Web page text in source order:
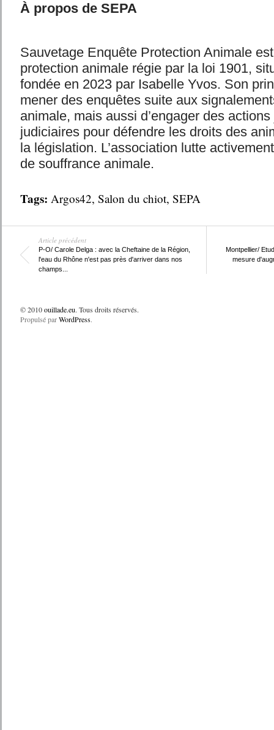
À propos de SEPA
Sauvetage Enquête Protection Animale
protection animale régie par la loi 1901,
fondée en 2023 par Isabelle Yvos. Son
mener des enquêtes suite aux
animale, mais aussi d’engager des
judiciaires pour défendre les droits des
la législation. L’association lutte
de souffrance animale.
Tags: Argos42, Salon du chiot, SEPA
Article précédent
P-O/ Carole Delga : avec la Cheftaine de la Région,
l'eau du Rhône n'est pas près d'arriver dans nos
champs...
Montpellier/
mesure
© 2010ouillade.eu. Tous droits réservés.
Propulsé parWordPress.